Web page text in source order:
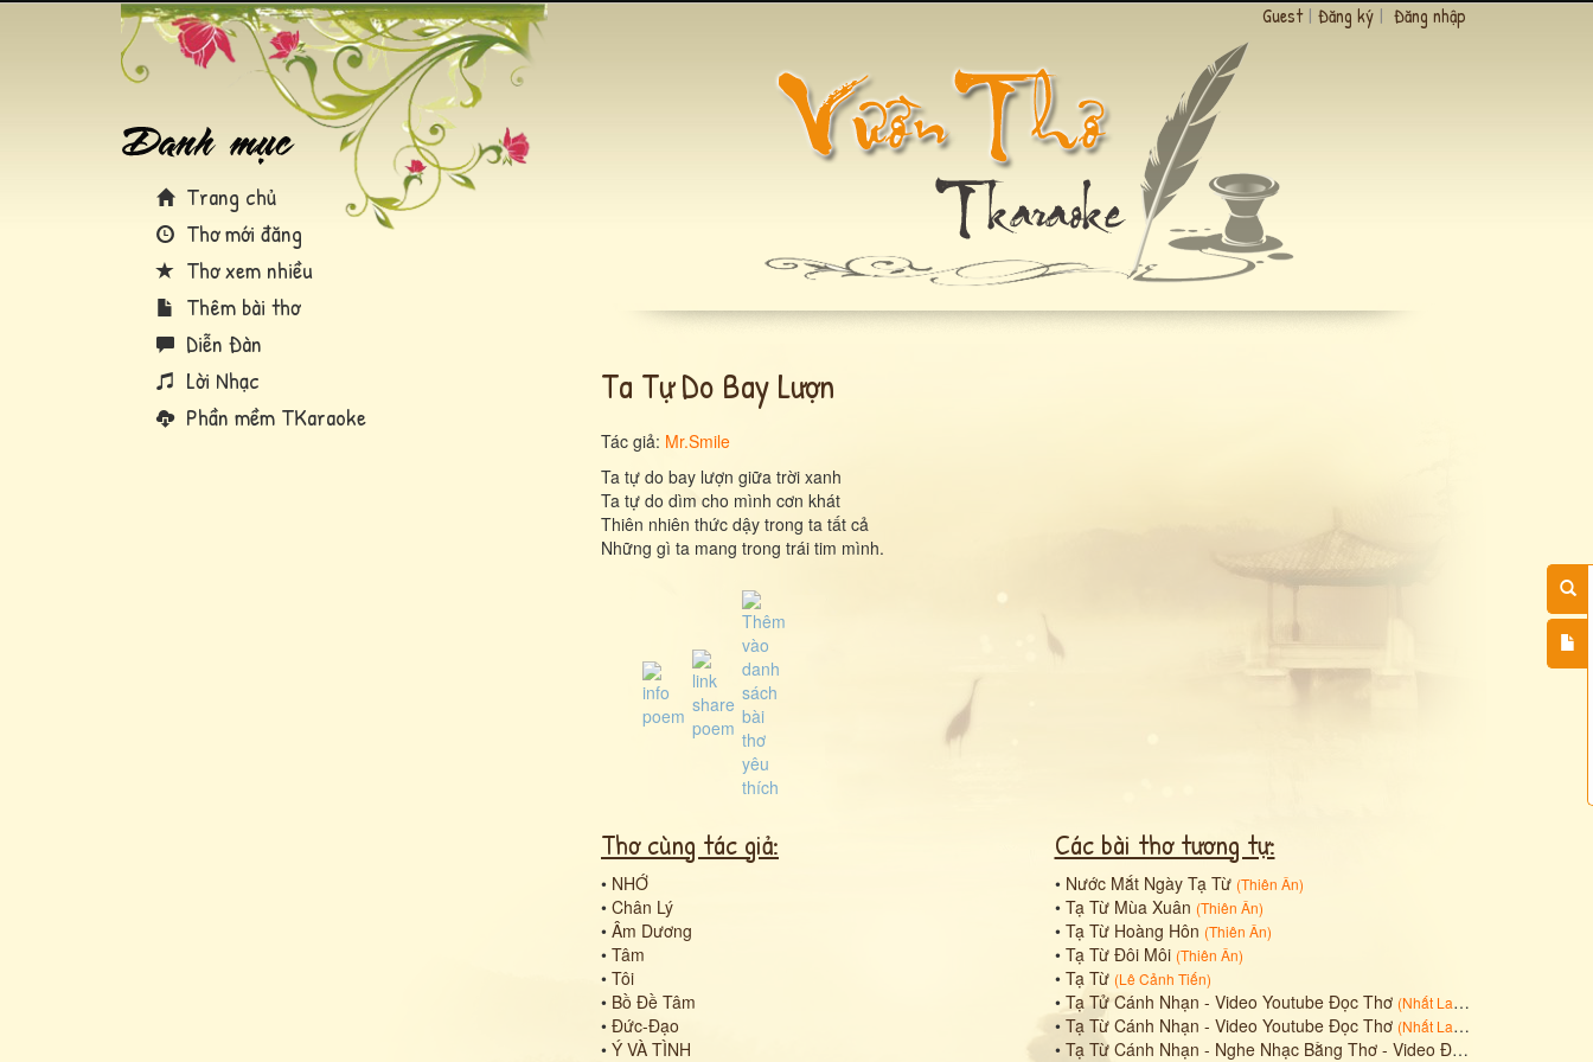
Trang chủ
Thơ mới đăng
Thơ xem nhiều
Thêm bài thơ
Diễn Đàn
Lời Nhạc
Phần mềm TKaraoke
Guest | Đăng ký | Đăng nhập
Ta Tự Do Bay Lượn
Tác giả: Mr.Smile
Ta tự do bay lượn giữa trời xanh
Ta tự do dìm cho mình cơn khát
Thiên nhiên thức dậy trong ta tất cả
Những gì ta mang trong trái tim mình.
Thơ cùng tác giả:
• NHỚ
• Chân Lý
• Âm Dương
• Tâm
• Tôi
• Bồ Đề Tâm
• Đức-Đạo
• Ý VÀ TÌNH
Các bài thơ tương tự:
• Nước Mắt Ngày Tạ Từ (Thiên Ân)
• Tạ Từ Mùa Xuân (Thiên Ân)
• Tạ Từ Hoàng Hôn (Thiên Ân)
• Tạ Từ Đôi Môi (Thiên Ân)
• Tạ Từ (Lê Cảnh Tiến)
• Tạ Tử Cánh Nhạn - Video Youtube Đọc Thơ (Nhất Lang (Nguyễn Thành Sáng)
• Tạ Từ Cánh Nhạn - Video Youtube Đọc Thơ (Nhất Lang (Nguyễn Thành Sáng)
• Tạ Từ Cánh Nhạn - Nghe Nhạc Bằng Thơ - Video Đọc Thơ